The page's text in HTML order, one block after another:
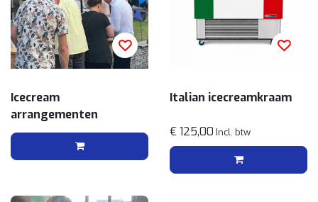
Icecream
arrangementen
Italian icecreamkraam
€ 125,00 Incl. btw